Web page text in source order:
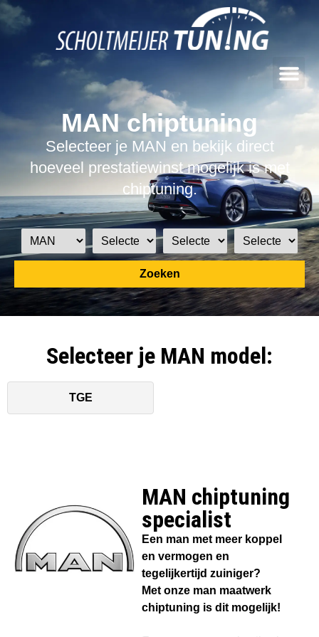
MAN chiptuning
Selecteer je MAN en bekijk direct
hoeveel prestatiewinst mogelijk is met
chiptuning.
Zoeken
Selecteer je MAN model:
TGE
MAN chiptuning
specialist​
Een man met meer koppel
en vermogen en
tegelijkertijd zuiniger?
Met onze man maatwerk
chiptuning is dit mogelijk!